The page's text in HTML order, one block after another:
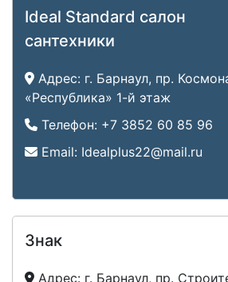
Ideal Standard салон
сантехники
Адрес: г. Барнаул, пр.
«Республика» 1-й этаж
Телефон: +7 3852 60 85 96
Email: Idealplus22@mail.ru
Знак
Адрес: г. Барнаул, пр.